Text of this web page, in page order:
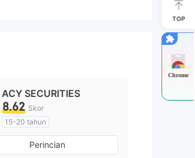
ACY SECURITIES
8.62 Skor
15-20 tahun
Diatur di Australia
Market Maker (MM)
Perincian
TOP
Chrome